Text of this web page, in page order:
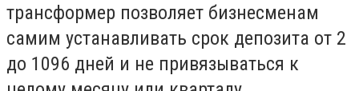
трансформер позволяет бизнесменам
самим устанавливать срок депозита от 2
до 1096 дней и не привязываться к